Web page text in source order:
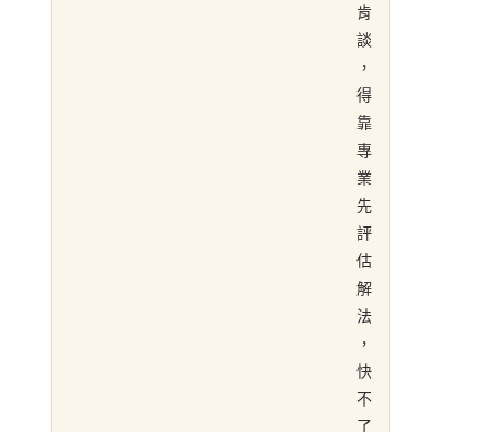
肯
談
，
得
靠
專
業
先
評
估
解
法
，
快
不
了